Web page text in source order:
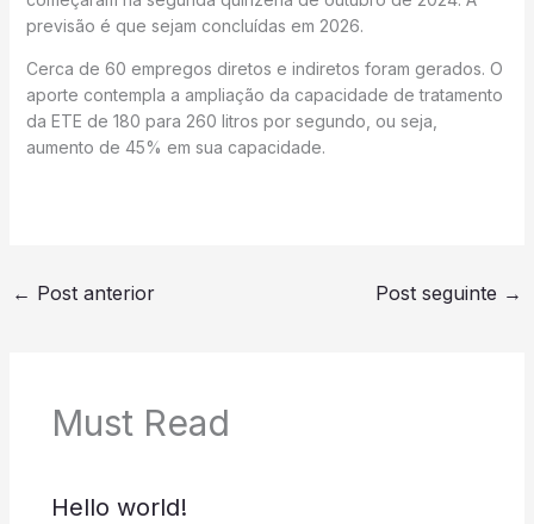
previsão é que sejam concluídas em 2026.
Cerca de 60 empregos diretos e indiretos foram gerados. O
aporte contempla a ampliação da capacidade de tratamento
da ETE de 180 para 260 litros por segundo, ou seja,
aumento de 45% em sua capacidade.
← Post anterior Post seguinte →
Must Read
Hello world!